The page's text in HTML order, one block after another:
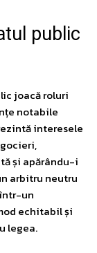
public
joacă roluri
notabile
interesele
și apărându-i
arbitru neutru
un
echitabil și
legea.